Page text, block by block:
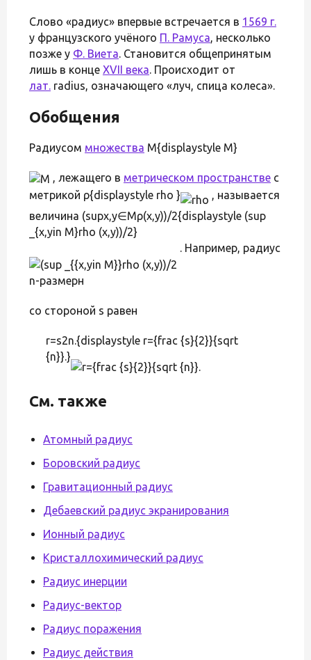
Слово «радиус» впервые встречается в 1569 г.
у французского учёного П. Рамуса, несколько
позже у Ф. Виета. Становится общепринятым
лишь в конце XVII века. Происходит от
лат. radius, означающего «луч, спица колеса».
Обобщения
Радиусом множества M{displaystyle M}
, лежащего в метрическом пространстве с
метрикой ρ{displaystyle rho }
, называется
величина (supx,y∈Mρ(x,y))/2{displaystyle (sup
_{x,yin M}rho (x,y))/2}
. Например, радиус
n-размерн
со стороной s равен
r=s2n.{displaystyle r={frac {s}{2}}{sqrt
{n}}.}
См. также
Атомный радиус
Боровский радиус
Гравитационный радиус
Дебаевский радиус экранирования
Ионный радиус
Кристаллохимический радиус
Радиус инерции
Радиус-вектор
Радиус поражения
Радиус действия